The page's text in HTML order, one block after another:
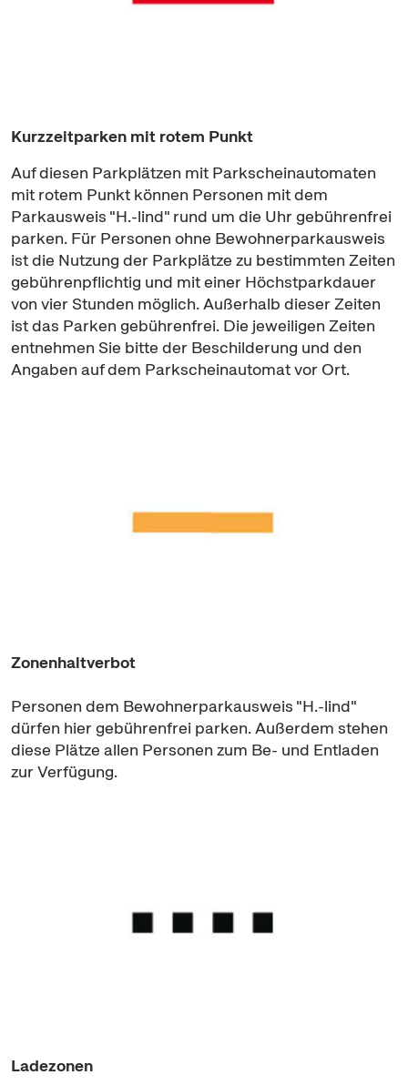
Kurzzeitparken mit rotem Punkt
Auf diesen Parkplätzen mit Parkscheinautomaten
mit rotem Punkt können Personen mit dem
Parkausweis "H.-lind" rund um die Uhr gebührenfrei
parken. Für Personen ohne Bewohnerparkausweis
ist die Nutzung der Parkplätze zu bestimmten Zeiten
gebührenpflichtig und mit einer Höchstparkdauer
von vier Stunden möglich. Außerhalb dieser Zeiten
ist das Parken gebührenfrei. Die jeweiligen Zeiten
entnehmen Sie bitte der Beschilderung und den
Angaben auf dem Parkscheinautomat vor Ort.
Zonenhaltverbot
Personen dem Bewohnerparkausweis "H.-lind"
dürfen hier gebührenfrei parken. Außerdem stehen
diese Plätze allen Personen zum Be- und Entladen
zur Verfügung.
Ladezonen